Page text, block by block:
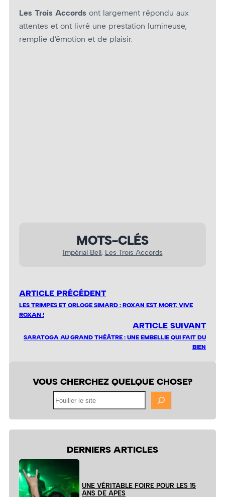
Les Trois Accords ont largement répondu aux
attentes et ont livré une prestation lumineuse,
remplie d’émotion et de plaisir.
MOTS-CLÉS
Impérial Bell, Les Trois Accords
ARTICLE PRÉCÉDENT
LES TRIMPES ET ORLOGE SIMARD : ROXAN EST MORT. VIVE
ROXAN !
ARTICLE SUIVANT
SARATOGA AU GRAND THÉÂTRE : UNE EMBELLIE QUI FAIT DU
BIEN
VOUS CHERCHEZ QUELQUE CHOSE?
DERNIERS ARTICLES
UNE VÉRITABLE FOIRE POUR LES 15
ANS DE APES